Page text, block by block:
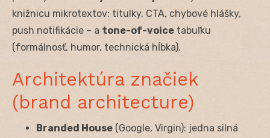
knižnicu mikrotextov: titulky, CTA, chybové hlášky,
push notifikácie – a tone-of-voice tabuľku
(formálnosť, humor, technická hĺbka).
Architektúra značiek
(brand architecture)
Branded House (Google, Virgin): jedna silná